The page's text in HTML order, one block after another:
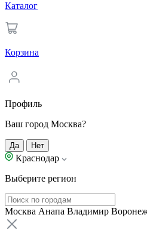
Каталог
Корзина
Профиль
Ваш город Москва?
Да Нет
Краснодар
Выберите регион
Москва Анапа Владимир